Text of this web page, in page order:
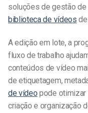
soluções de gestão de
biblioteca de vídeos
A edição em lote, a
fluxo de trabalho
conteúdos de vídeo
de etiquetagem,
de vídeo pode
criação e organização